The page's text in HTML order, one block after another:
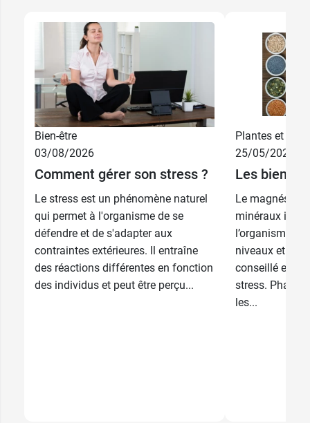
Bien-être
03/08/2026
Comment gérer son stress ?
Le stress est un phénomène naturel
qui permet à l'organisme de se
défendre et de s'adapter aux
contraintes extérieures. Il entraîne
des réactions différentes en fonction
des individus et peut être perçu...
Plantes et
25/05/2026
Les
Le
minéraux
l’organisme.
niveaux et est
conseillé en
stress.
les...